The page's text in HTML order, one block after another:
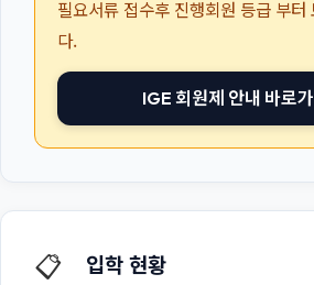
필요서류 접수후 진행회원 등급 부터
다.
IGE 회원제 안내 바로
📋 입학 현황